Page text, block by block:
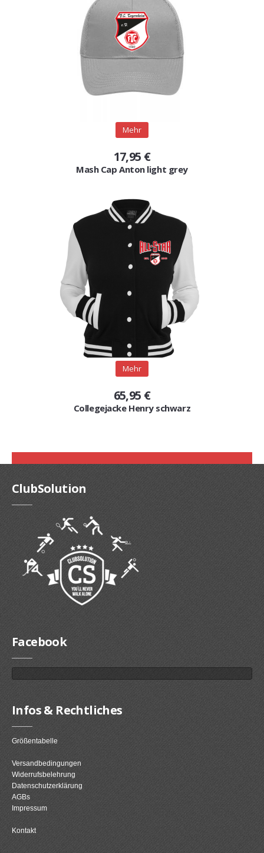
Mehr
17,95 €
Mash Cap Anton light grey
Mehr
65,95 €
Collegejacke Henry schwarz
ClubSolution
Facebook
Infos & Rechtliches
Größentabelle
Versandbedingungen
Widerrufsbelehrung
Datenschutzerklärung
AGBs
Impressum
Kontakt